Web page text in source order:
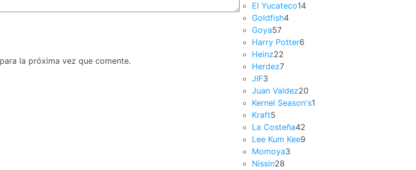
la próxima vez que comente.
El Yucateco14
Goldfish4
Goya57
Harry Potter6
Heinz22
Herdez7
JIF3
Juan Valdez20
Kernel Season's1
Kraft5
La Costeña42
Lee Kum Kee9
Momoya3
Nissin28